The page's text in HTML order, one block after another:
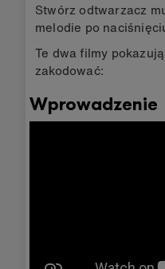
Stwórz odtwarzacz
melodie po
Te dwa filmy
zakodować:
Wprowadzenie